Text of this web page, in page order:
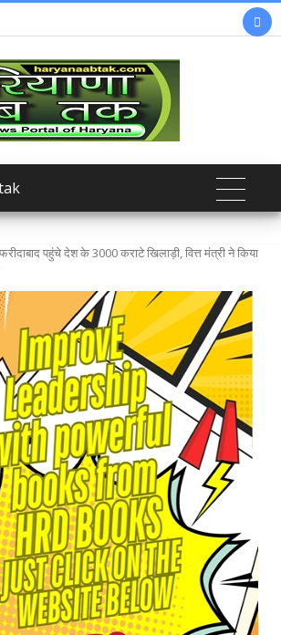

फरीदाबाद पहुंचे देश के 3000 कराटे खिलाड़ी, वित्त मंत्री ने किया